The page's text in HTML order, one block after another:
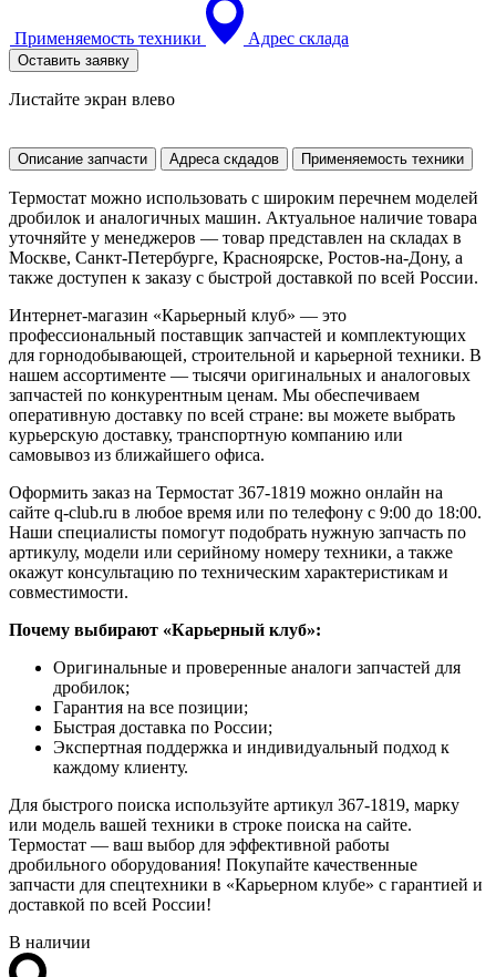
Применяемость техники Адрес склада
Оставить заявку
Листайте экран влево
Описание запчасти Адреса скдадов Применяемость техники
Термостат можно использовать с широким перечнем моделей
дробилок и аналогичных машин. Актуальное наличие товара
уточняйте у менеджеров — товар представлен на складах в
Москве, Санкт-Петербурге, Красноярске, Ростов-на-Дону, а
также доступен к заказу с быстрой доставкой по всей России.
Интернет-магазин «Карьерный клуб» — это
профессиональный поставщик запчастей и комплектующих
для горнодобывающей, строительной и карьерной техники. В
нашем ассортименте — тысячи оригинальных и аналоговых
запчастей по конкурентным ценам. Мы обеспечиваем
оперативную доставку по всей стране: вы можете выбрать
курьерскую доставку, транспортную компанию или
самовывоз из ближайшего офиса.
Оформить заказ на Термостат 367-1819 можно онлайн на
сайте q-club.ru в любое время или по телефону с 9:00 до 18:00.
Наши специалисты помогут подобрать нужную запчасть по
артикулу, модели или серийному номеру техники, а также
окажут консультацию по техническим характеристикам и
совместимости.
Почему выбирают «Карьерный клуб»:
Оригинальные и проверенные аналоги запчастей для
дробилок;
Гарантия на все позиции;
Быстрая доставка по России;
Экспертная поддержка и индивидуальный подход к
каждому клиенту.
Для быстрого поиска используйте артикул 367-1819, марку
или модель вашей техники в строке поиска на сайте.
Термостат — ваш выбор для эффективной работы
дробильного оборудования! Покупайте качественные
запчасти для спецтехники в «Карьерном клубе» с гарантией и
доставкой по всей России!
В наличии